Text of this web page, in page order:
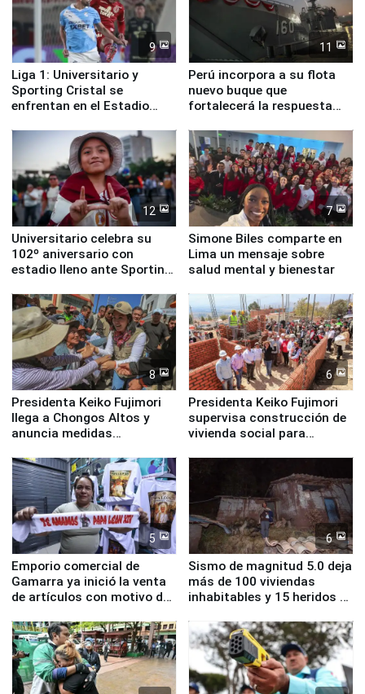
9
Liga 1: Universitario y
Sporting Cristal se
enfrentan en el Estadio
11
Perú incorpora a su flota
nuevo buque que
fortalecerá la respuesta
12
Universitario celebra su
102º aniversario con
estadio lleno ante Sporting
7
Simone Biles comparte en
Lima un mensaje sobre
salud mental y bienestar
8
Presidenta Keiko Fujimori
llega a Chongos Altos y
anuncia medidas
educación, salud y empleo
6
Presidenta Keiko Fujimori
supervisa construcción de
vivienda social para
5
Emporio comercial de
Gamarra ya inició la venta
de artículos con motivo de
6
Sismo de magnitud 5.0 deja
más de 100 viviendas
inhabitables y 15 heridos en